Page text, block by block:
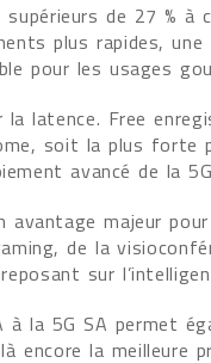
de 27 % à
plus rapides,
pour les usages
la latence. Free
soit la plus forte
avancé de la
majeur
de la
sur
la 5G SA permet
encore la meilleure